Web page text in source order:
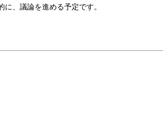
、議論を進める予定です。